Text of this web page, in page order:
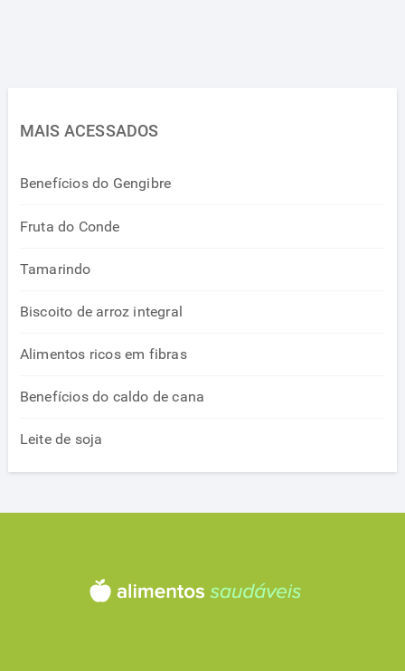
MAIS ACESSADOS
Benefícios do Gengibre
Fruta do Conde
Tamarindo
Biscoito de arroz integral
Alimentos ricos em fibras
Benefícios do caldo de cana
Leite de soja